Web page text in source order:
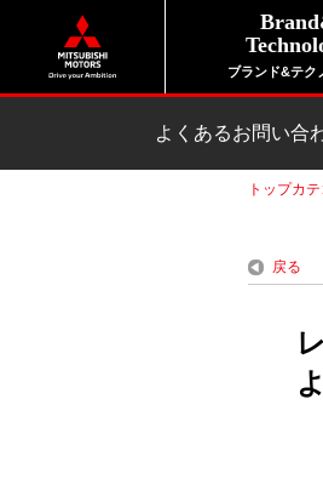
ブランド&テク
よくあるお問い合
トップカ
戻る